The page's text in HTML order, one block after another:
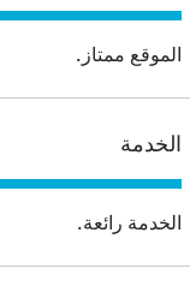
الموقع ممتاز.
الخدمة
الخدمة رائعة.